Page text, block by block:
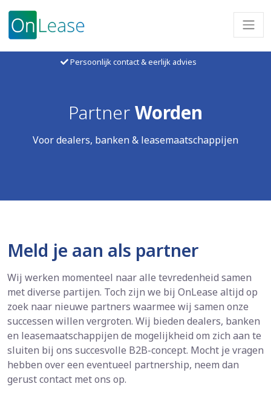
Persoonlijk contact & eerlijk advies
PartnerWorden
Voor dealers, banken & leasemaatschappijen
Meld je aan als partner
Wij werken momenteel naar alle tevredenheid samen
met diverse partijen. Toch zijn we bij OnLease altijd op
zoek naar nieuwe partners waarmee wij samen onze
successen willen vergroten. Wij bieden dealers, banken
en leasemaatschappijen de mogelijkheid om zich aan te
sluiten bij ons succesvolle B2B-concept. Mocht je vragen
hebben over een eventueel partnership, neem dan
gerust contact met ons op.